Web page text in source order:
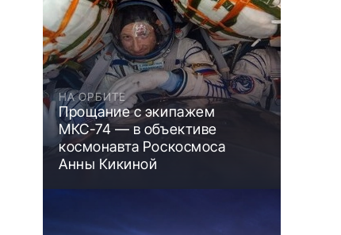
НА ОРБИТЕ
Прощание с экипажем
МКС-74 — в объективе
космонавта Роскосмоса
Анны Кикиной